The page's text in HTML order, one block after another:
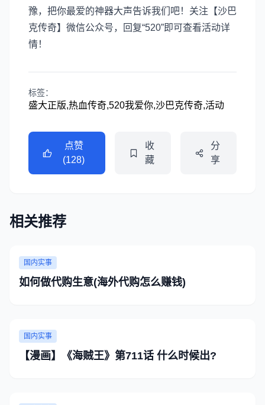
豫，把你最爱的神器大声告诉我们吧！关注【沙巴
克传奇】微信公众号，回复“520”即可查看活动详
情！
标签：
盛大正版,热血传奇,520我爱你,沙巴克传奇,活动
点赞
(128)
收
藏
分
享
相关推荐
国内实事
如何做代购生意(海外代购怎么赚钱)
国内实事
【漫画】《海贼王》第711话 什么时候出?